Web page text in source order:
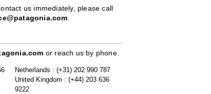
us immediately, please call
.
or reach us by phone.
Netherlands : (+31) 202 990 787
United Kingdom : (+44) 203 636
9222